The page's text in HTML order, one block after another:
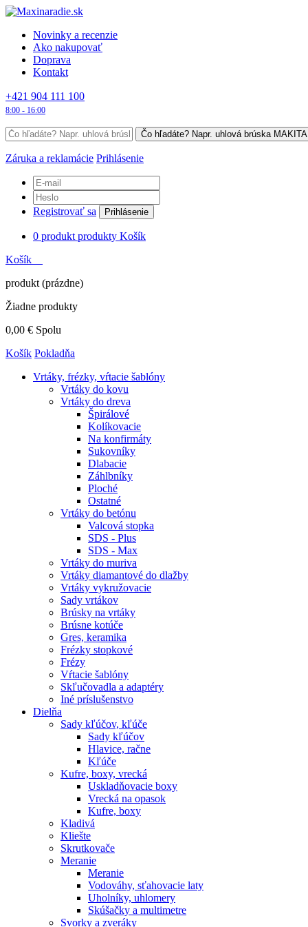
Novinky a recenzie
Ako nakupovať
Doprava
Kontakt
+421 904 111 100
8:00 - 16:00
Záruka a reklamácie Prihlásenie
Registrovať sa Prihlásenie
0 produkt produkty Košík
Košík
produkt (prázdne)
Žiadne produkty
0,00 € Spolu
Košík Pokladňa
Vrtáky, frézky, vŕtacie šablóny
Vrtáky do kovu
Vrtáky do dreva
Špirálové
Kolíkovacie
Na konfirmáty
Sukovníky
Dlabacie
Záhlbníky
Ploché
Ostatné
Vrtáky do betónu
Valcová stopka
SDS - Plus
SDS - Max
Vrtáky do muriva
Vrtáky diamantové do dlažby
Vrtáky vykružovacie
Sady vrtákov
Brúsky na vrtáky
Brúsne kotúče
Gres, keramika
Frézky stopkové
Frézy
Vŕtacie šablóny
Skľučovadla a adaptéry
Iné príslušenstvo
Dielňa
Sady kľúčov, kľúče
Sady kľúčov
Hlavice, račne
Kľúče
Kufre, boxy, vrecká
Uskladňovacie boxy
Vrecká na opasok
Kufre, boxy
Kladivá
Kliešte
Skrutkovače
Meranie
Meranie
Vodováhy, sťahovacie laty
Uholníky, uhlomery
Skúšačky a multimetre
Svorky a zveráky